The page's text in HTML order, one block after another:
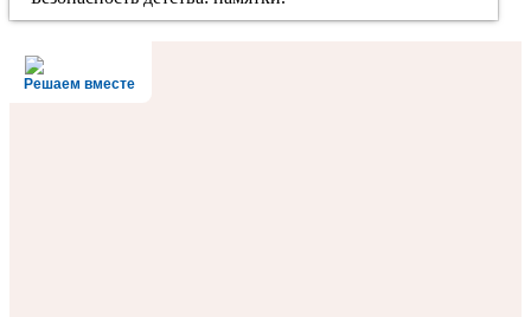
Решаем вместе